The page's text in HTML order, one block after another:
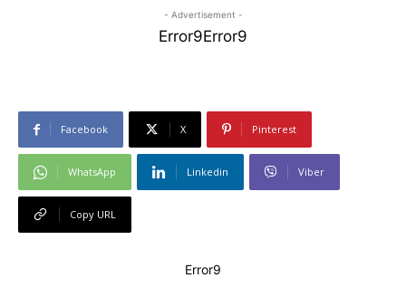
- Advertisement -
Error9Error9
Facebook X Pinterest
WhatsApp Linkedin Viber
Copy URL
Error9